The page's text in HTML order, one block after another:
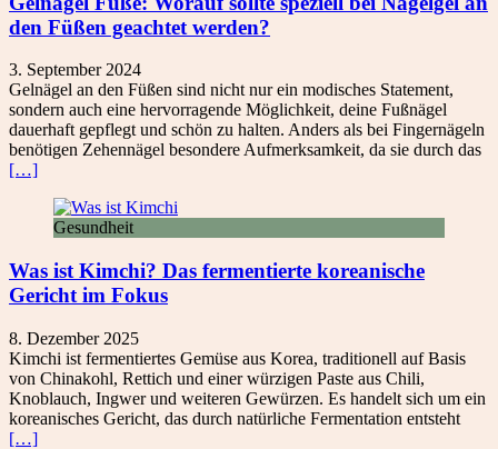
den Füßen geachtet werden?
3. September 2024
Gelnägel an den Füßen sind nicht nur ein modisches Statement,
sondern auch eine hervorragende Möglichkeit, deine Fußnägel
dauerhaft gepflegt und schön zu halten. Anders als bei Fingernägeln
benötigen Zehennägel besondere Aufmerksamkeit, da sie durch das
[…]
Gesundheit
Was ist Kimchi? Das fermentierte koreanische
Gericht im Fokus
8. Dezember 2025
Kimchi ist fermentiertes Gemüse aus Korea, traditionell auf Basis
von Chinakohl, Rettich und einer würzigen Paste aus Chili,
Knoblauch, Ingwer und weiteren Gewürzen. Es handelt sich um ein
koreanisches Gericht, das durch natürliche Fermentation entsteht
[…]